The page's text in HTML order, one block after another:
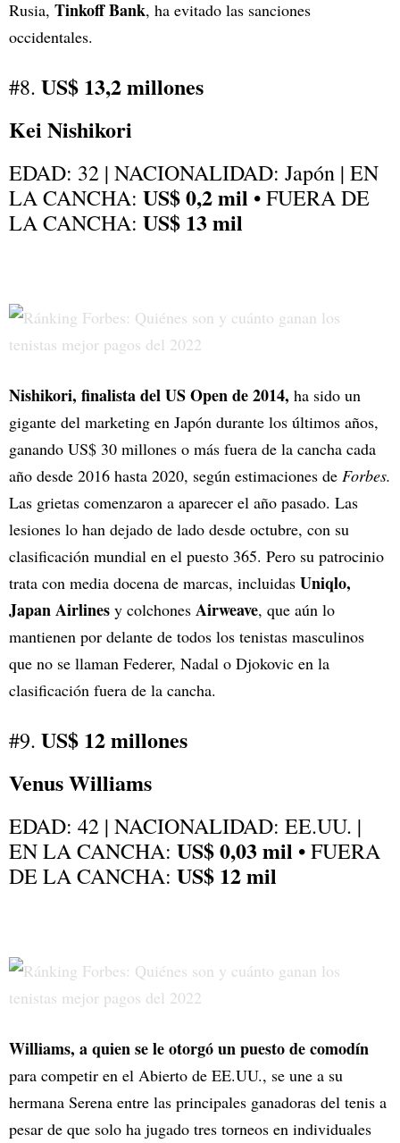
Rusia, Tinkoff Bank, ha evitado las sanciones
occidentales.
#8. US$ 13,2 millones
Kei Nishikori
EDAD: 32 | NACIONALIDAD: Japón | EN
LA CANCHA: US$ 0,2 mil • FUERA DE
LA CANCHA: US$ 13 mil
Nishikori, finalista del US Open de 2014, ha sido un
gigante del marketing en Japón durante los últimos años,
ganando US$ 30 millones o más fuera de la cancha cada
año desde 2016 hasta 2020, según estimaciones de Forbes.
Las grietas comenzaron a aparecer el año pasado. Las
lesiones lo han dejado de lado desde octubre, con su
clasificación mundial en el puesto 365. Pero su patrocinio
trata con media docena de marcas, incluidas Uniqlo,
Japan Airlines y colchones Airweave, que aún lo
mantienen por delante de todos los tenistas masculinos
que no se llaman Federer, Nadal o Djokovic en la
clasificación fuera de la cancha.
#9. US$ 12 millones
Venus Williams
EDAD: 42 | NACIONALIDAD: EE.UU. |
EN LA CANCHA: US$ 0,03 mil • FUERA
DE LA CANCHA: US$ 12 mil
Williams, a quien se le otorgó un puesto de comodín
para competir en el Abierto de EE.UU., se une a su
hermana Serena entre las principales ganadoras del tenis a
pesar de que solo ha jugado tres torneos en individuales